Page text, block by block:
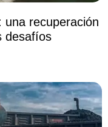
una recuperación
desafíos